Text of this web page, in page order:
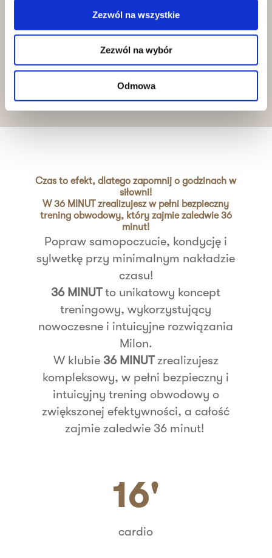
Zezwól na wszystkie
Zezwól na wybór
Odmowa
Efekty, które widać
Systematycznie analizujesz efekty z
trenerem. Masz do nichdostęp online
24/7.
Czas to efekt, dlatego zapomnij o godzinach w
siłowni!
W 36 MINUT zrealizujesz w pełni bezpieczny
trening obwodowy, który zajmie zaledwie 36
minut!
Popraw samopoczucie, kondycję i
sylwetkę przy minimalnym nakładzie
czasu!
36 MINUT to unikatowy koncept
treningowy, wykorzystujący
nowoczesne i intuicyjne rozwiązania
Milon.
W klubie 36 MINUTzrealizujesz
kompleksowy, w pełni bezpieczny i
intuicyjny trening obwodowy o
zwiększonej efektywności, a całość
zajmie zaledwie 36 minut!
16'
cardio